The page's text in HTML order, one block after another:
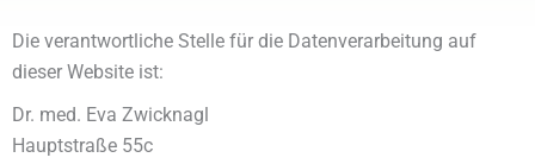
Die verantwortliche Stelle für die Datenverarbeitung auf
dieser Website ist:
Dr. med. Eva Zwicknagl
Hauptstraße 55c